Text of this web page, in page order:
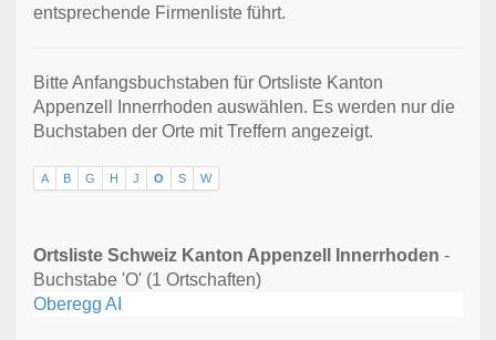
entsprechende Firmenliste führt.
Bitte Anfangsbuchstaben für Ortsliste Kanton
Appenzell Innerrhoden auswählen. Es werden nur die
Buchstaben der Orte mit Treffern angezeigt.
A B G H J O S W
Ortsliste Schweiz Kanton Appenzell Innerrhoden -
Buchstabe 'O' (1 Ortschaften)
Oberegg AI